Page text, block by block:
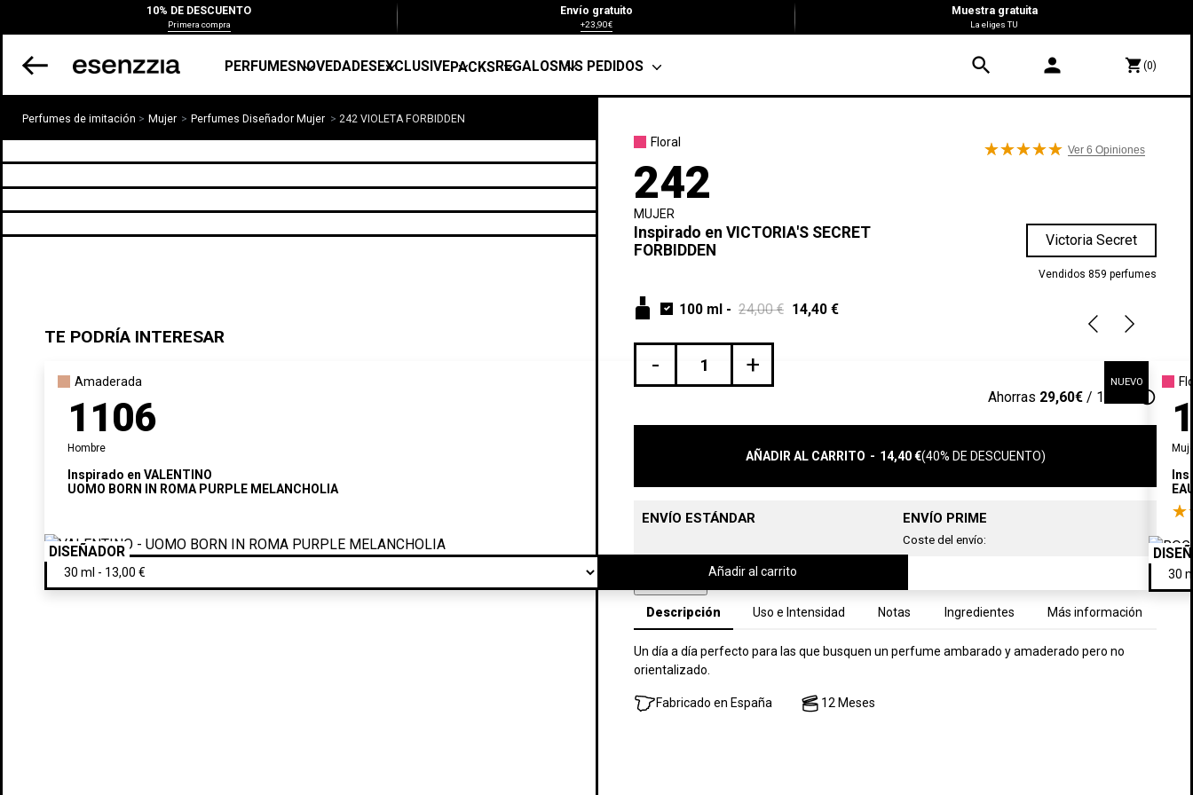
10% DE DESCUENTO
Primera compra
Envío gratuito
+23,90€
Muestra gratuita
La eliges TU
PERFUMESNOVEDADESEXCLUSIVEPACKSREGALOSMIS PEDIDOS search person shopping_cart(0)
Perfumes de imitación Mujer Perfumes Diseñador Mujer 242 VIOLETA FORBIDDEN
Floral
Ver 6 Opiniones
242
MUJER
Inspirado en VICTORIA'S SECRET
FORBIDDEN
Victoria Secret
Vendidos 859 perfumes
100 ml - 24,00 € 14,40 €
- +
Ahorras 29,60€ / 100 ml info_outline
AÑADIR AL CARRITO - 14,40 €(40% DE DESCUENTO)
ENVÍO ESTÁNDAR ENVÍO PRIME
Coste del envío:
Descripción Uso e Intensidad Notas Ingredientes Más información
Un día a día perfecto para las que busquen un perfume ambarado y amaderado pero no
orientalizado.
Fabricado en España 12 Meses
TE PODRÍA INTERESAR
Amaderada
1106
Hombre
Inspirado en VALENTINO
UOMO BORN IN ROMA PURPLE MELANCHOLIA
NUEVO
DISEÑADOR
Añadir al carrito